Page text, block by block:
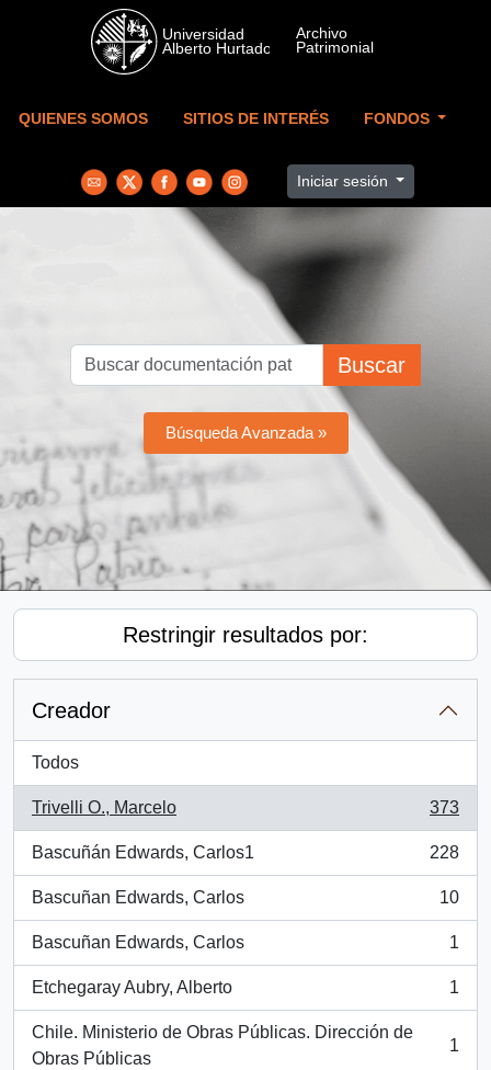
Skip to main content
QUIENES SOMOS SITIOS DE INTERÉS FONDOS
Iniciar sesión
Buscar
Búsqueda Avanzada »
Restringir resultados por:
Creador
Todos
Trivelli O., Marcelo
, 373 resultados
373
Bascuñán Edwards, Carlos1
, 228 resultados
228
Bascuñan Edwards, Carlos
, 10 resultados
10
Bascuñan Edwards, Carlos
, 1 resultados
1
Etchegaray Aubry, Alberto
, 1 resultados
1
Chile. Ministerio de Obras Públicas. Dirección de
Obras Públicas
, 1 resultados
1